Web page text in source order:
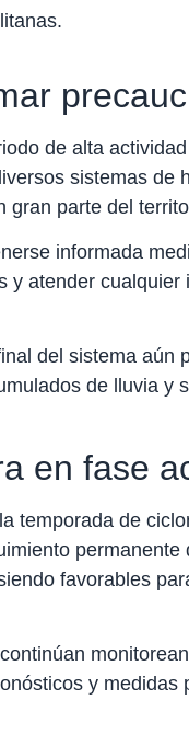
de alta
sistemas de
gran parte del
informada
y atender cualquier
del sistema aún
de lluvia y
en fase
temporada de
permanente
favorables
y medidas